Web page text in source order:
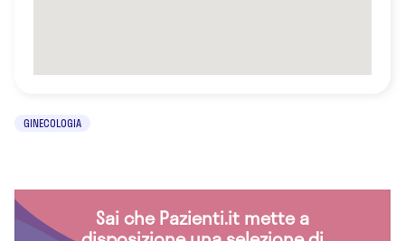
GINECOLOGIA
Sai che Pazienti.it mette a